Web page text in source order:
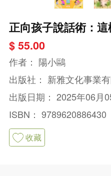
正向孩子說話術：
$ 55.00
作者： 陽小鷗
出版社： 新雅文化事業
出版日期： 2025年06月
ISBN： 9789620886430
收藏